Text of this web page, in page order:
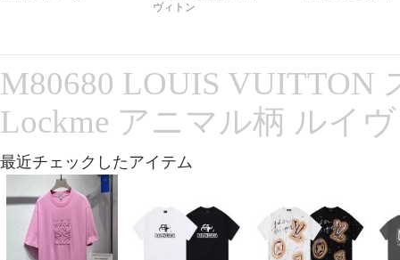
ヴィトン
M80680 LOUIS VUITTON
Lockme アニマル柄 ルイ
最近チェックしたアイテム